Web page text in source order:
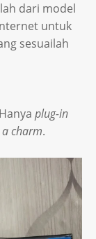
dari model
untuk
sesuailah
plug-in
charm.